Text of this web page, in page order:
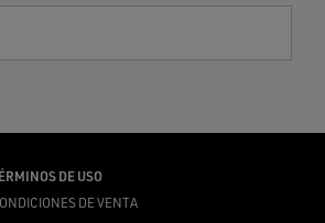
DE USO
DE VENTA